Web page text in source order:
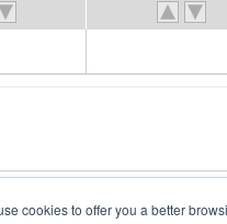
cookies to offer you a better